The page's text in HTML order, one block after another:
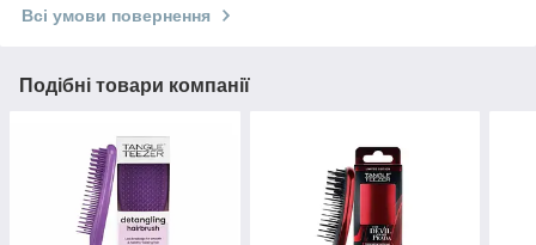
Всі умови повернення
Подібні товари компанії